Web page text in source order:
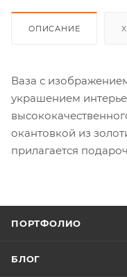
ОПИСАНИЕ
Ваза с
украшением
окантовкой из
прилагается
ПОРТФОЛИО
БЛОГ